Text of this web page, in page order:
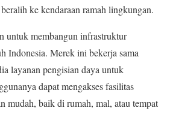
ke kendaraan ramah lingkungan.
untuk membangun infrastruktur
Indonesia. Merek ini bekerja sama
layanan pengisian daya untuk
dapat mengakses fasilitas
mudah, baik di rumah, mal, atau tempat